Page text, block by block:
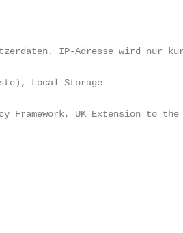
IP-Adresse wird nur
Local Storage
Framework, UK Extension to